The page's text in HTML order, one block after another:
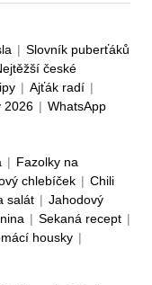
| Slovník puberťáků
české
| Ajťák radí |
2026 | WhatsApp
| Fazolky na
chlebíček | Chili
salát | Jahodový
| Sekaná recept |
housky |